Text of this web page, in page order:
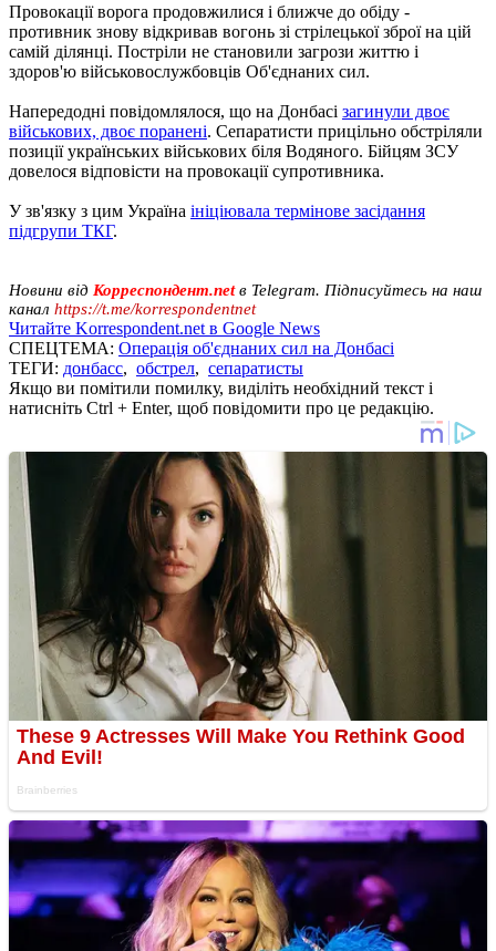
Провокації ворога продовжилися і ближче до обіду -
противник знову відкривав вогонь зі стрілецької зброї на цій
самій ділянці. Постріли не становили загрози життю і
здоров'ю військовослужбовців Об'єднаних сил.
Напередодні повідомлялося, що на Донбасі загинули двоє
військових, двоє поранені. Сепаратисти прицільно обстріляли
позиції українських військових біля Водяного. Бійцям ЗСУ
довелося відповісти на провокації супротивника.
У зв'язку з цим Україна ініціювала термінове засідання
підгрупи ТКГ.
Новини від Корреспондент.netв Telegram. Підписуйтесь на наш
канал https://t.me/korrespondentnet
Читайте Korrespondent.net в Google News
СПЕЦТЕМА: Операція об'єднаних сил на Донбасі
ТЕГИ: донбасс, обстрел, сепаратисты
Якщо ви помітили помилку, виділіть необхідний текст і
натисніть Ctrl + Enter, щоб повідомити про це редакцію.